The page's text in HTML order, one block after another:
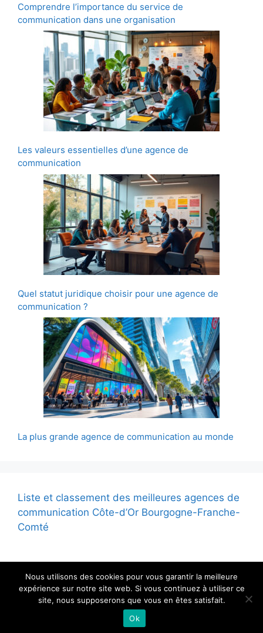
Comprendre l’importance du service de
communication dans une organisation
Les valeurs essentielles d’une agence de
communication
Quel statut juridique choisir pour une agence de
communication ?
La plus grande agence de communication au monde
Liste et classement des meilleures agences de
communication Côte-d’Or Bourgogne-Franche-
Comté
© 2026 - Tous droits reservés
Nous utilisons des cookies pour vous garantir la meilleure
expérience sur notre site web. Si vous continuez à utiliser ce
site, nous supposerons que vous en êtes satisfait.
Ok